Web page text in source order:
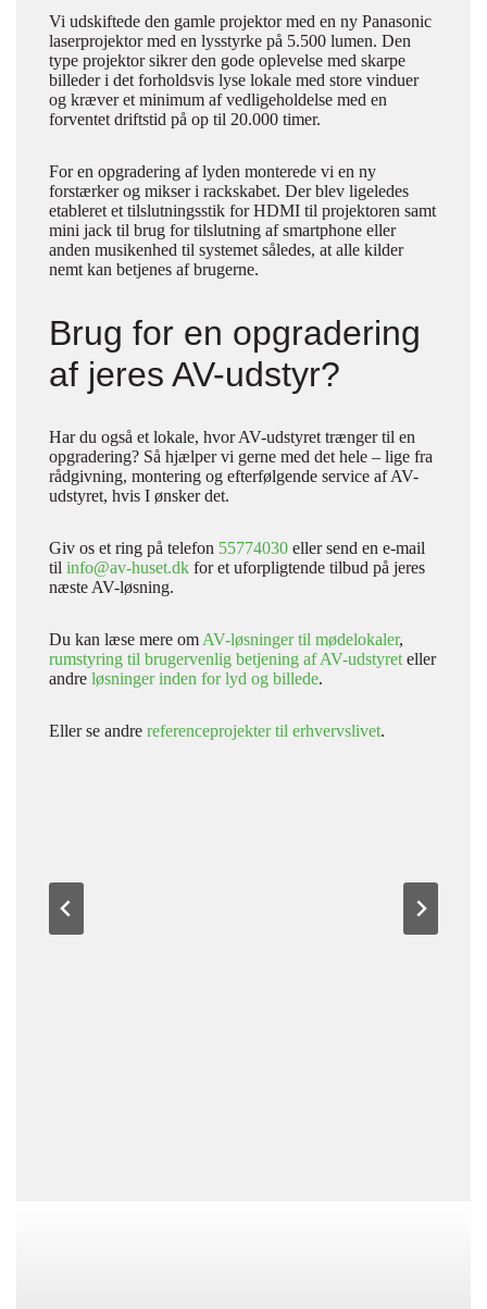
Vi udskiftede den gamle projektor med en ny Panasonic
laserprojektor med en lysstyrke på 5.500 lumen. Den
type projektor sikrer den gode oplevelse med skarpe
billeder i det forholdsvis lyse lokale med store vinduer
og kræver et minimum af vedligeholdelse med en
forventet driftstid på op til 20.000 timer.
For en opgradering af lyden monterede vi en ny
forstærker og mikser i rackskabet. Der blev ligeledes
etableret et tilslutningsstik for HDMI til projektoren samt
mini jack til brug for tilslutning af smartphone eller
anden musikenhed til systemet således, at alle kilder
nemt kan betjenes af brugerne.
Brug for en opgradering
af jeres AV-udstyr?
Har du også et lokale, hvor AV-udstyret trænger til en
opgradering? Så hjælper vi gerne med det hele – lige fra
rådgivning, montering og efterfølgende service af AV-
udstyret, hvis I ønsker det.
Giv os et ring på telefon 55774030 eller send en e-mail
til info@av-huset.dk for et uforpligtende tilbud på jeres
næste AV-løsning.
Du kan læse mere om AV-løsninger til mødelokaler,
rumstyring til brugervenlig betjening af AV-udstyret eller
andre løsninger inden for lyd og billede.
Eller se andre referenceprojekter til erhvervslivet.